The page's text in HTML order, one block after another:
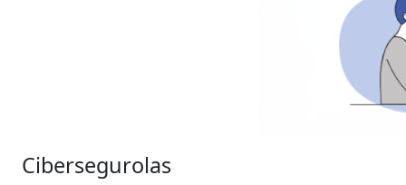
Cibersegurolas